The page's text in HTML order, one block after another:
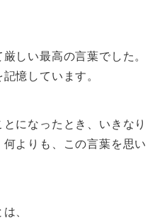
しい最高の言葉でした。
憶しています。
になったとき、いきなり
よりも、この言葉を思い
、